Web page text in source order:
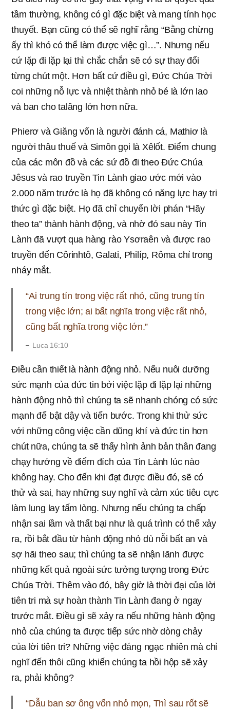
tầm thường, không có gì đặc biệt và mang tính học
thuyết. Bạn cũng có thể sẽ nghĩ rằng “Bằng chừng
ấy thì khó có thể làm được việc gì…”. Nhưng nếu
cứ lặp đi lặp lại thì chắc chắn sẽ có sự thay đổi
từng chút một. Hơn bất cứ điều gì, Đức Chúa Trời
coi những nỗ lực và nhiệt thành nhỏ bé là lớn lao
và ban cho talâng lớn hơn nữa.
Phierơ và Giăng vốn là người đánh cá, Mathiơ là
người thâu thuế và Simôn gọi là Xêlốt. Điểm chung
của các môn đồ và các sứ đồ đi theo Đức Chúa
Jêsus và rao truyền Tin Lành giao ước mới vào
2.000 năm trước là họ đã không có năng lực hay tri
thức gì đặc biệt. Họ đã chỉ chuyển lời phán “Hãy
theo ta” thành hành động, và nhờ đó sau này Tin
Lành đã vượt qua hàng rào Ysơraên và được rao
truyền đến Côrinhtô, Galati, Philíp, Rôma chỉ trong
nháy mắt.
“Ai trung tín trong việc rất nhỏ, cũng trung tín
trong việc lớn; ai bất nghĩa trong việc rất nhỏ,
cũng bất nghĩa trong việc lớn.”
Luca 16:10
Điều cần thiết là hành động nhỏ. Nếu nuôi dưỡng
sức mạnh của đức tin bởi việc lặp đi lặp lại những
hành động nhỏ thì chúng ta sẽ nhanh chóng có sức
mạnh để bật dậy và tiến bước. Trong khi thử sức
với những công việc cần dũng khí và đức tin hơn
chút nữa, chúng ta sẽ thấy hình ảnh bản thân đang
chạy hướng về điểm đích của Tin Lành lúc nào
không hay. Cho đến khi đạt được điều đó, sẽ có
thử và sai, hay những suy nghĩ và cảm xúc tiêu cực
làm lung lay tấm lòng. Nhưng nếu chúng ta chấp
nhận sai lầm và thất bại như là quá trình có thể xảy
ra, rồi bắt đầu từ hành động nhỏ dù nỗi bất an và
sợ hãi theo sau; thì chúng ta sẽ nhận lãnh được
những kết quả ngoài sức tưởng tượng trong Đức
Chúa Trời. Thêm vào đó, bây giờ là thời đại của lời
tiên tri mà sự hoàn thành Tin Lành đang ở ngay
trước mắt. Điều gì sẽ xảy ra nếu những hành động
nhỏ của chúng ta được tiếp sức nhờ dòng chảy
của lời tiên tri? Những việc đáng ngạc nhiên mà chỉ
nghĩ đến thôi cũng khiến chúng ta hồi hộp sẽ xảy
ra, phải không?
“Dẫu ban sơ ông vốn nhỏ mọn, Thì sau rốt sẽ